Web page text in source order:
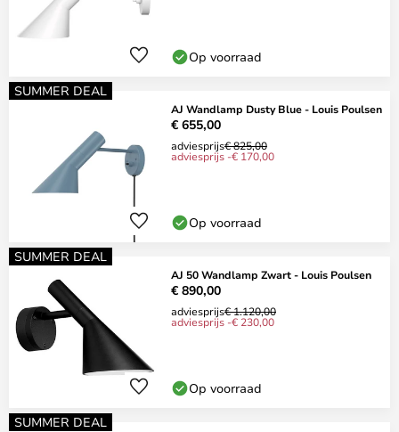
Op voorraad
SUMMER DEAL
AJ Wandlamp Dusty Blue - Louis Poulsen
€ 655,00
adviesprijs€ 825,00
adviesprijs -€ 170,00
Op voorraad
SUMMER DEAL
AJ 50 Wandlamp Zwart - Louis Poulsen
€ 890,00
adviesprijs€ 1.120,00
adviesprijs -€ 230,00
Op voorraad
SUMMER DEAL